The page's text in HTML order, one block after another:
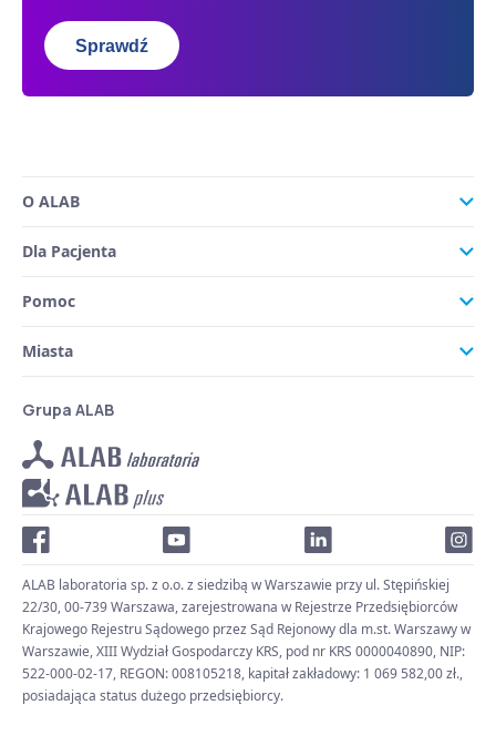
Sprawdź
O ALAB
Dla Pacjenta
Pomoc
Miasta
Grupa ALAB
ALAB laboratoria sp. z o.o. z siedzibą w Warszawie przy ul. Stępińskiej
22/30, 00-739 Warszawa, zarejestrowana w Rejestrze Przedsiębiorców
Krajowego Rejestru Sądowego przez Sąd Rejonowy dla m.st. Warszawy w
Warszawie, XIII Wydział Gospodarczy KRS, pod nr KRS 0000040890, NIP:
522-000-02-17, REGON: 008105218, kapitał zakładowy: 1 069 582,00 zł.,
posiadająca status dużego przedsiębiorcy.